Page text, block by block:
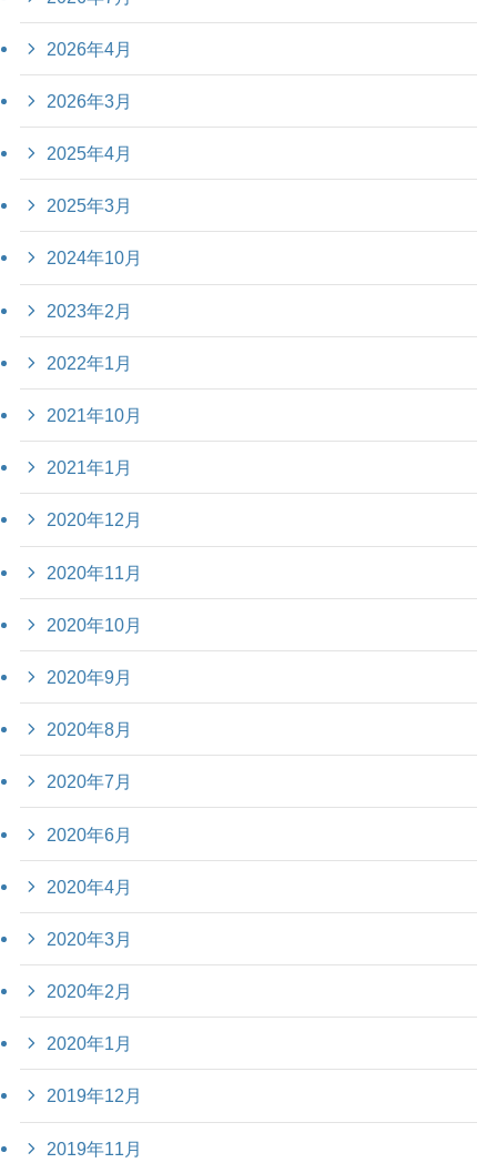
2026年4月
2026年3月
2025年4月
2025年3月
2024年10月
2023年2月
2022年1月
2021年10月
2021年1月
2020年12月
2020年11月
2020年10月
2020年9月
2020年8月
2020年7月
2020年6月
2020年4月
2020年3月
2020年2月
2020年1月
2019年12月
2019年11月